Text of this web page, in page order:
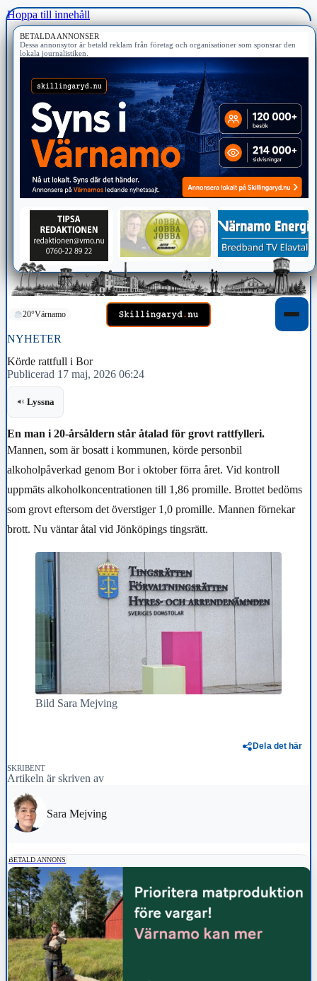
Hoppa till innehåll
BETALDA ANNONSER
Dessa annonsytor är betald reklam från företag och organisationer som sponsrar den
lokala journalistiken.
20°Värnamo
NYHETER
Körde rattfull i Bor
Publicerad 17 maj, 2026 06:24
Lyssna
En man i 20-årsåldern står åtalad för grovt rattfylleri.
Mannen, som är bosatt i kommunen, körde personbil
alkoholpåverkad genom Bor i oktober förra året. Vid kontroll
uppmäts alkoholkoncentrationen till 1,86 promille. Brottet bedöms
som grovt eftersom det överstiger 1,0 promille. Mannen förnekar
brott. Nu väntar åtal vid Jönköpings tingsrätt.
Bild Sara Mejving
Dela det här
SKRIBENT
Artikeln är skriven av
Sara Mejving
BETALD ANNONS